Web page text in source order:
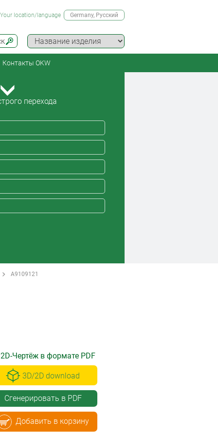
Your location/language Germany, Русский
Контакты OKW
перехода
A9109121
2D-Чертёж в формате PDF
3D/2D download
Сгенерировать в PDF
Добавить в корзину